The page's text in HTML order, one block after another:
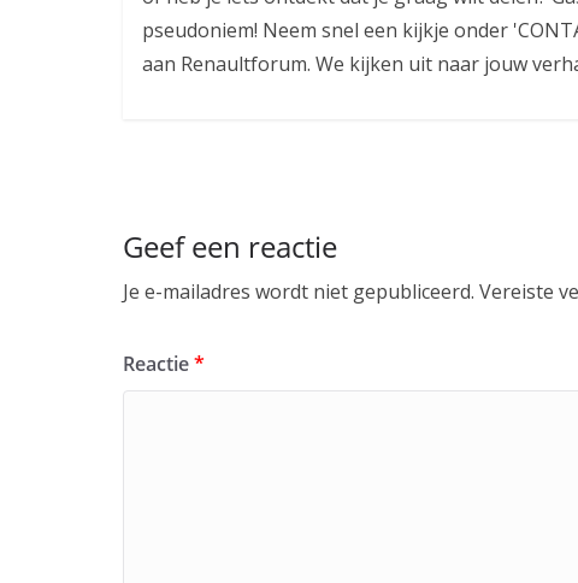
pseudoniem! Neem snel een kijkje onder
aan Renaultforum. We kijken uit naar jouw
Geef een reactie
Je e-mailadres wordt niet gepubliceerd. Vereiste
Reactie*